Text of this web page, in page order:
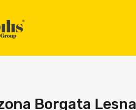
Borgata Lesna